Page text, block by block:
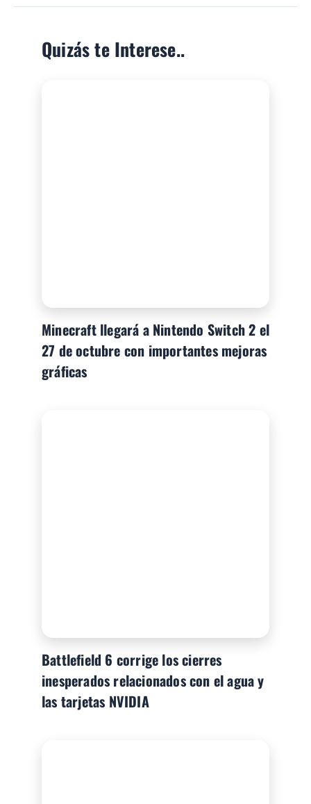
Quizás te Interese..
Minecraft llegará a Nintendo Switch 2 el
27 de octubre con importantes mejoras
gráficas
Battlefield 6 corrige los cierres
inesperados relacionados con el agua y
las tarjetas NVIDIA